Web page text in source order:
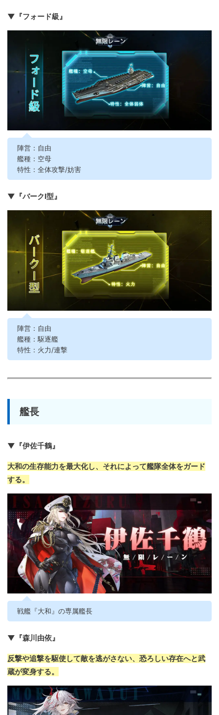
▼『フォード級』
陣営：自由
艦種：空母
特性：全体攻撃/妨害
▼『バークI型』
陣営：自由
艦種：駆逐艦
特性：火力/連撃
艦長
▼『伊佐千鶴』
大和の生存能力を最大化し、それによって艦隊全体をガード
する。
戦艦『大和』の専属艦長
▼『森川由依』
反撃や追撃を駆使して敵を逃がさない、恐ろしい存在へと武
蔵が変身する。